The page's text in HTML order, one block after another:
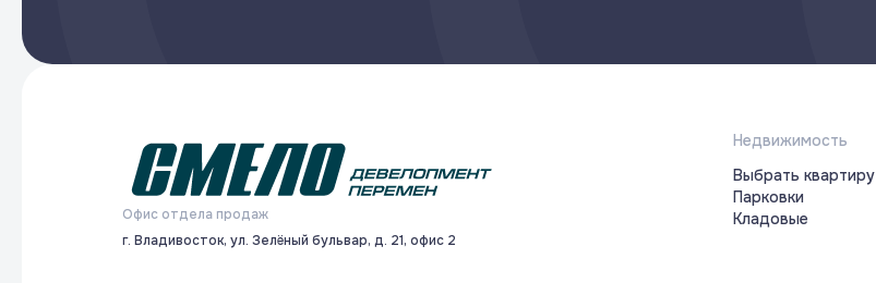
Офис отдела продаж
г. Владивосток, ул. Зелёный бульвар, д. 21, офис 2
Недвижимость
Выбрать квартиру
Парковки
Кладовые